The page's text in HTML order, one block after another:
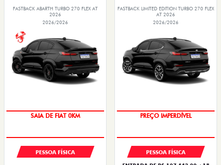
FASTBACK ABARTH TURBO 270 FLEX AT
2026
2026/2026
SAIA DE FIAT 0KM
PESSOA FÍSICA
FASTBACK LIMITED EDITION TURBO 270 FLEX
AT 2026
2026/2026
PREÇO IMPERDÍVEL
PESSOA FÍSICA